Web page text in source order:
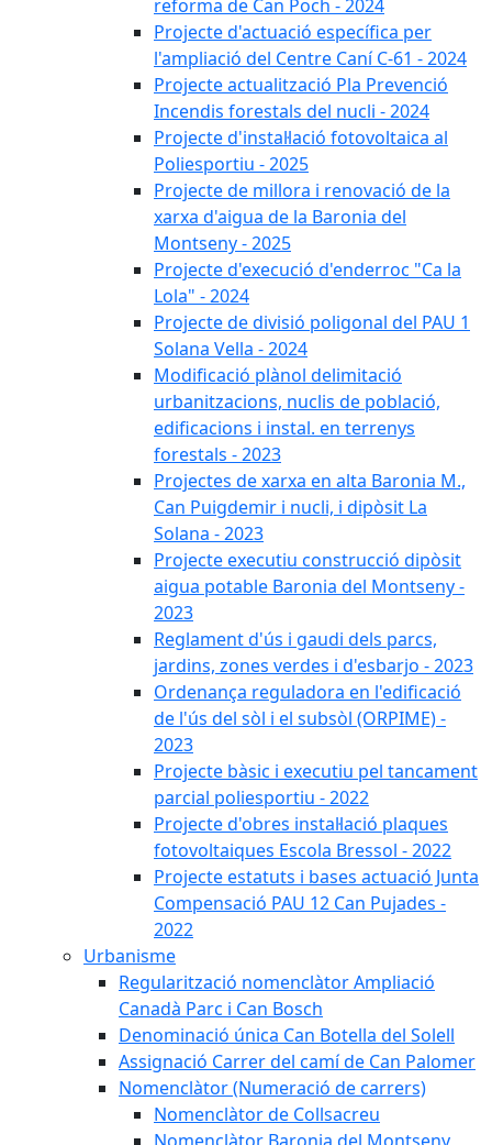
reforma de Can Poch - 2024
Projecte d'actuació específica per
l'ampliació del Centre Caní C-61 - 2024
Projecte actualització Pla Prevenció
Incendis forestals del nucli - 2024
Projecte d'instal·lació fotovoltaica al
Poliesportiu - 2025
Projecte de millora i renovació de la
xarxa d'aigua de la Baronia del
Montseny - 2025
Projecte d'execució d'enderroc "Ca la
Lola" - 2024
Projecte de divisió poligonal del PAU 1
Solana Vella - 2024
Modificació plànol delimitació
urbanitzacions, nuclis de població,
edificacions i instal. en terrenys
forestals - 2023
Projectes de xarxa en alta Baronia M.,
Can Puigdemir i nucli, i dipòsit La
Solana - 2023
Projecte executiu construcció dipòsit
aigua potable Baronia del Montseny -
2023
Reglament d'ús i gaudi dels parcs,
jardins, zones verdes i d'esbarjo - 2023
Ordenança reguladora en l'edificació
de l'ús del sòl i el subsòl (ORPIME) -
2023
Projecte bàsic i executiu pel tancament
parcial poliesportiu - 2022
Projecte d'obres instal·lació plaques
fotovoltaiques Escola Bressol - 2022
Projecte estatuts i bases actuació Junta
Compensació PAU 12 Can Pujades -
2022
Urbanisme
Regularització nomenclàtor Ampliació
Canadà Parc i Can Bosch
Denominació única Can Botella del Solell
Assignació Carrer del camí de Can Palomer
Nomenclàtor (Numeració de carrers)
Nomenclàtor de Collsacreu